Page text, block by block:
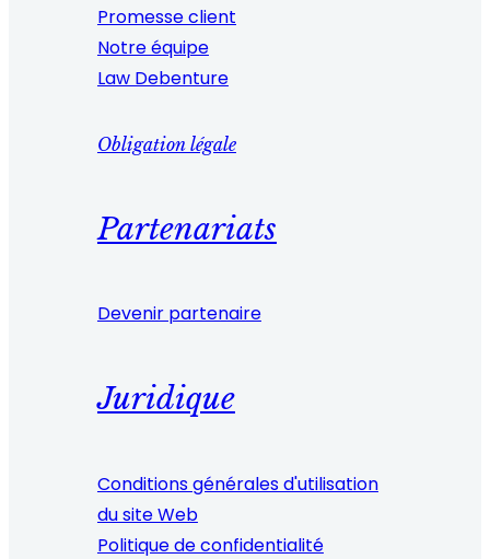
Promesse client
Notre équipe
Law Debenture
Obligation légale
Partenariats
Devenir partenaire
Juridique
Conditions générales d'utilisation
du site Web
Politique de confidentialité